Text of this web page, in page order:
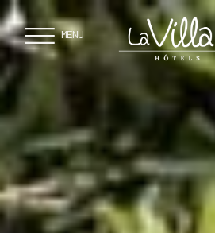
MENU
Panneau de gestion des cookies